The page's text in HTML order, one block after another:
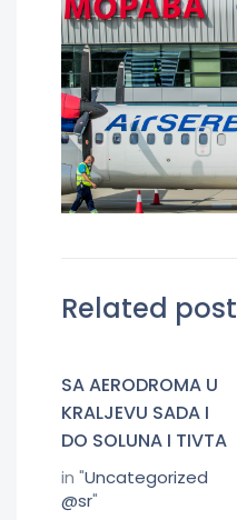
Related post
SA AERODROMA U
KRALJEVU SADA I
DO SOLUNA I TIVTA
in "Uncategorized
@sr"